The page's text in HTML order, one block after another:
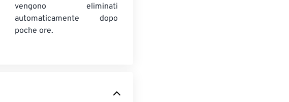
vengono eliminati
automaticamente dopo
poche ore.